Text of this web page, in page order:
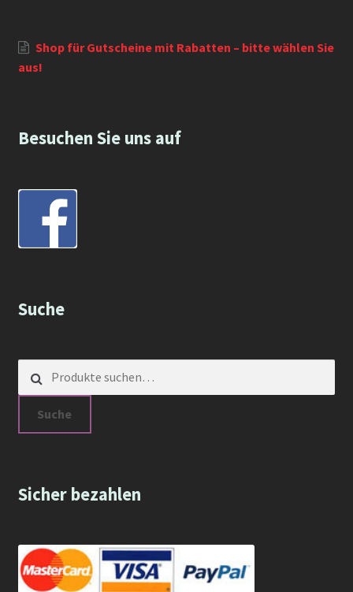
Shop für Gutscheine mit Rabatten – bitte wählen Sie
aus!
Besuchen Sie uns auf
Suche
Suche nach:
Suche
Sicher bezahlen